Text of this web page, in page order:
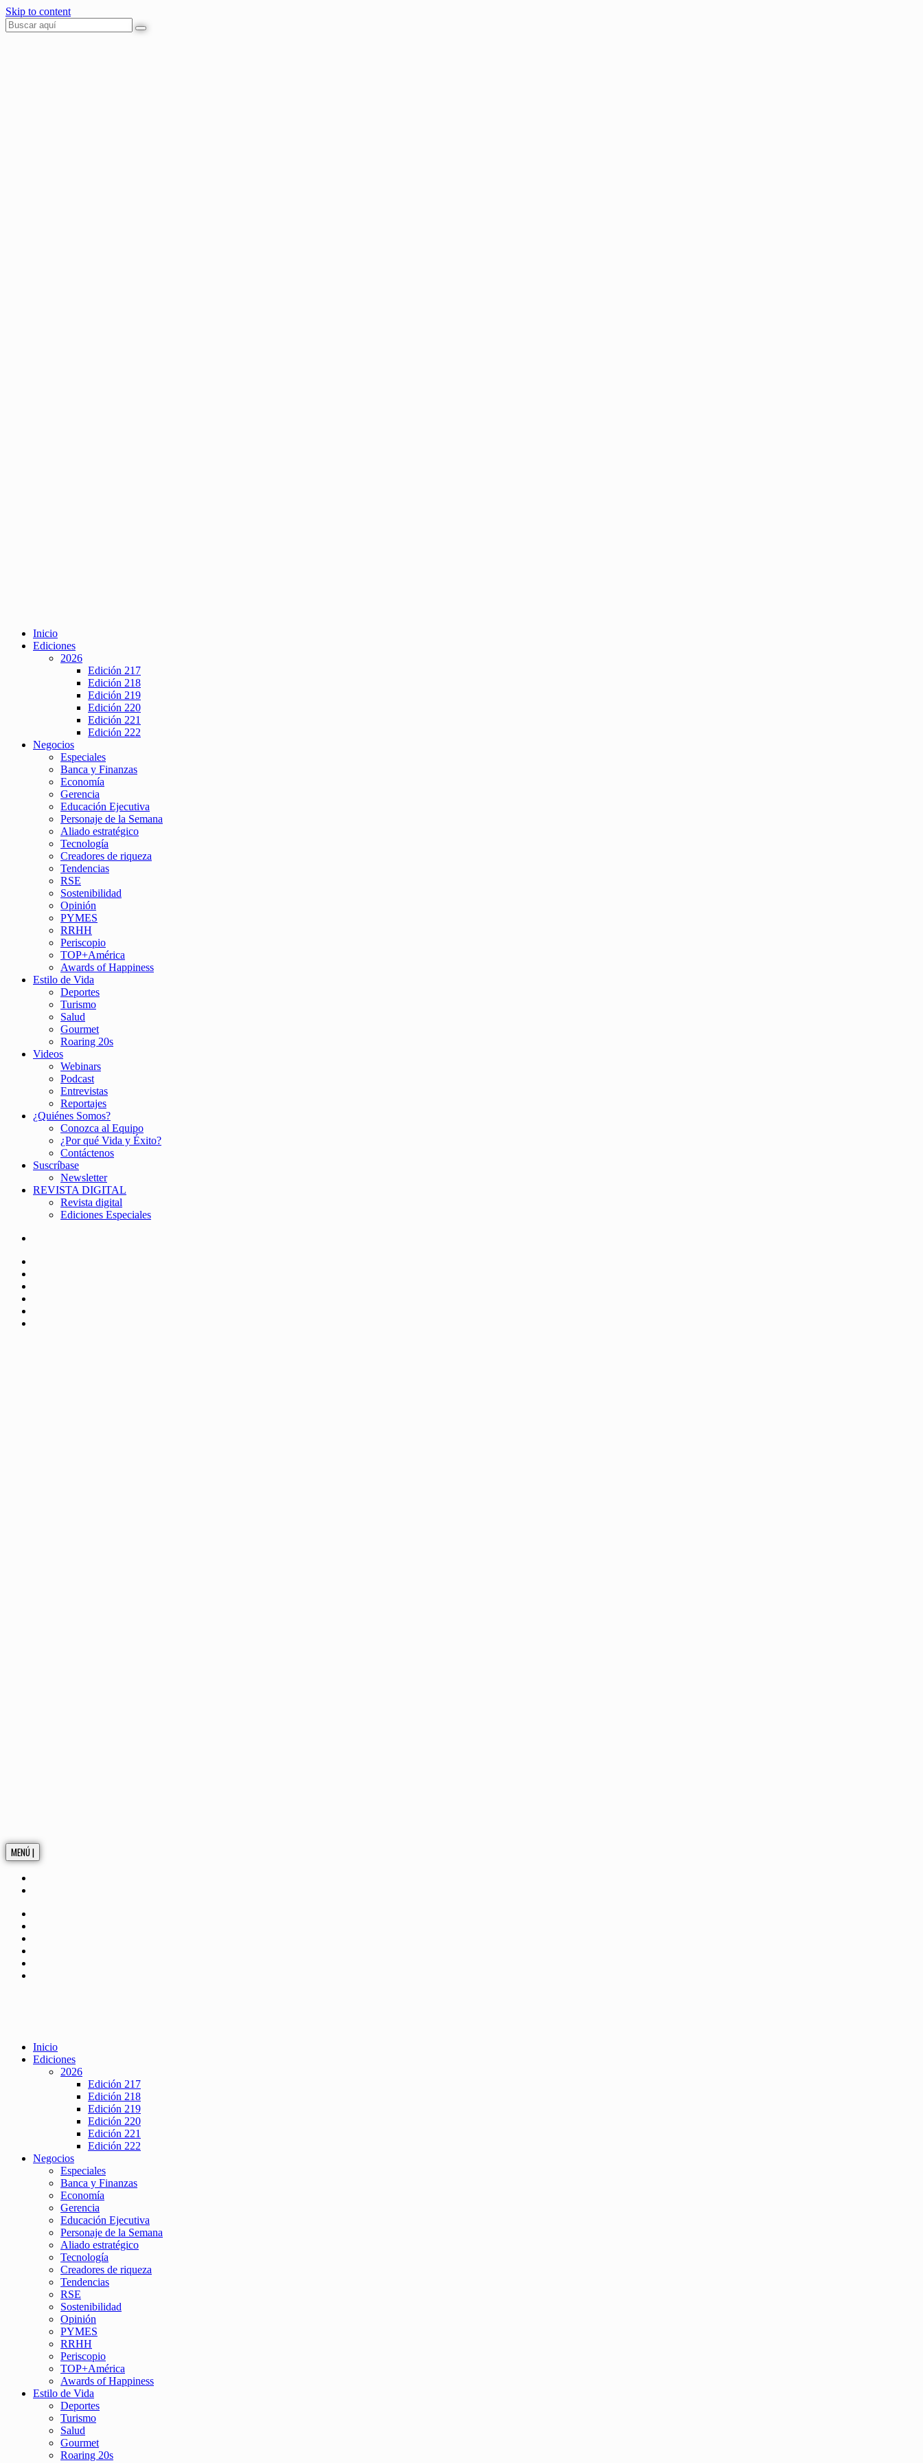
Skip to content
Inicio
Ediciones
2026
Edición 217
Edición 218
Edición 219
Edición 220
Edición 221
Edición 222
Negocios
Especiales
Banca y Finanzas
Economía
Gerencia
Educación Ejecutiva
Personaje de la Semana
Aliado estratégico
Tecnología
Creadores de riqueza
Tendencias
RSE
Sostenibilidad
Opinión
PYMES
RRHH
Periscopio
TOP+América
Awards of Happiness
Estilo de Vida
Deportes
Turismo
Salud
Gourmet
Roaring 20s
Videos
Webinars
Podcast
Entrevistas
Reportajes
¿Quiénes Somos?
Conozca al Equipo
¿Por qué Vida y Éxito?
Contáctenos
Suscríbase
Newsletter
REVISTA DIGITAL
Revista digital
Ediciones Especiales
MENÚ |
Inicio
Ediciones
2026
Edición 217
Edición 218
Edición 219
Edición 220
Edición 221
Edición 222
Negocios
Especiales
Banca y Finanzas
Economía
Gerencia
Educación Ejecutiva
Personaje de la Semana
Aliado estratégico
Tecnología
Creadores de riqueza
Tendencias
RSE
Sostenibilidad
Opinión
PYMES
RRHH
Periscopio
TOP+América
Awards of Happiness
Estilo de Vida
Deportes
Turismo
Salud
Gourmet
Roaring 20s